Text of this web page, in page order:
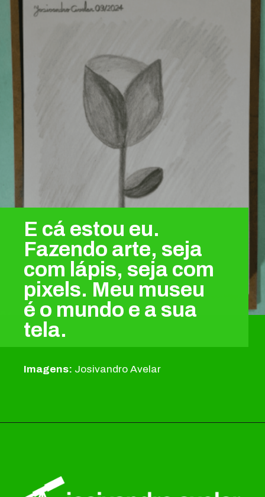
E cá estou eu.
Fazendo arte, seja
com lápis, seja com
pixels. Meu museu
é o mundo e a sua
tela.
Imagens: Josivandro Avelar